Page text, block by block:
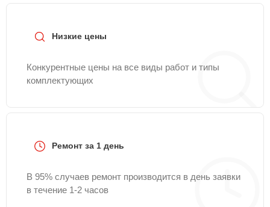
Низкие цены
Конкурентные цены на все виды работ и типы
комплектующих
Ремонт за 1 день
В 95% случаев ремонт производится в день заявки
в течение 1-2 часов